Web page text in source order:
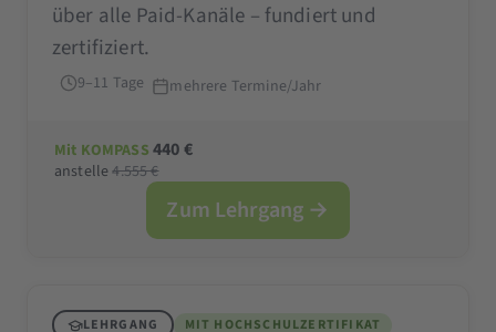
über alle Paid-Kanäle – fundiert und
zertifiziert.
9–11 Tage mehrere Termine/Jahr
Mit KOMPASS 440 €
anstelle4.555 €
Zum Lehrgang →
LEHRGANG MIT HOCHSCHULZERTIFIKAT